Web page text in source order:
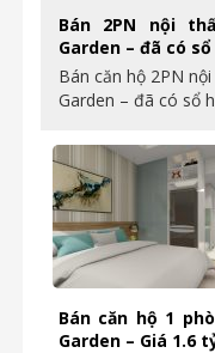
Bán 2PN nội
Garden – đã có
Bán căn hộ 2PN
Garden – đã có sổ
Bán căn hộ 1
Garden – Giá 1.6